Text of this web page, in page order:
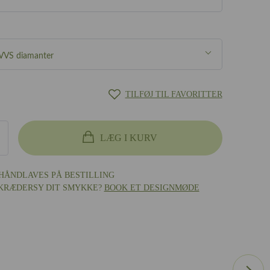
diamanter
diamanter
TILFØJ TIL FAVORITTER
LÆG I KURV
PÅ BESTILLING
DIT SMYKKE? BOOK ET DESIGNMØDE